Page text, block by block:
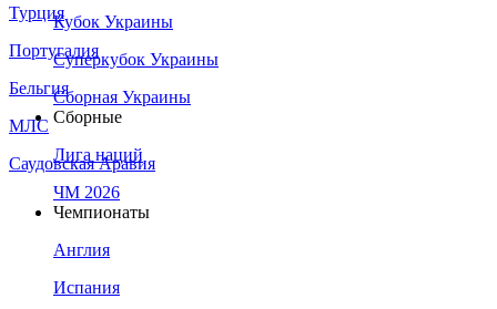
Турция
Португалия
Бельгия
МЛС
Саудовская Аравия
Кубок Украины
Суперкубок Украины
Сборная Украины
Сборные
Лига наций
ЧМ 2026
Чемпионаты
Англия
Испания